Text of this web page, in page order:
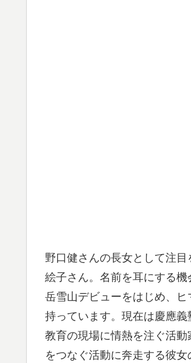
野口健さんの長女として注
絵子さん。名前を耳にする
岳雪山デビューをはじめ、
持っています。現在は慶應
教育の現場に情熱を注ぐ活
をつなぐ活動に奔走する彼女